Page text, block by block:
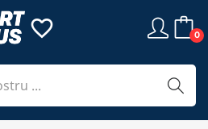
0
favorite_border